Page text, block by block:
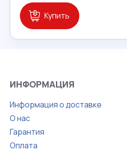
Купить
ИНФОРМАЦИЯ
Информация о доставке
О нас
Гарантия
Оплата